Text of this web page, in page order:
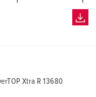
Xtra R 13680